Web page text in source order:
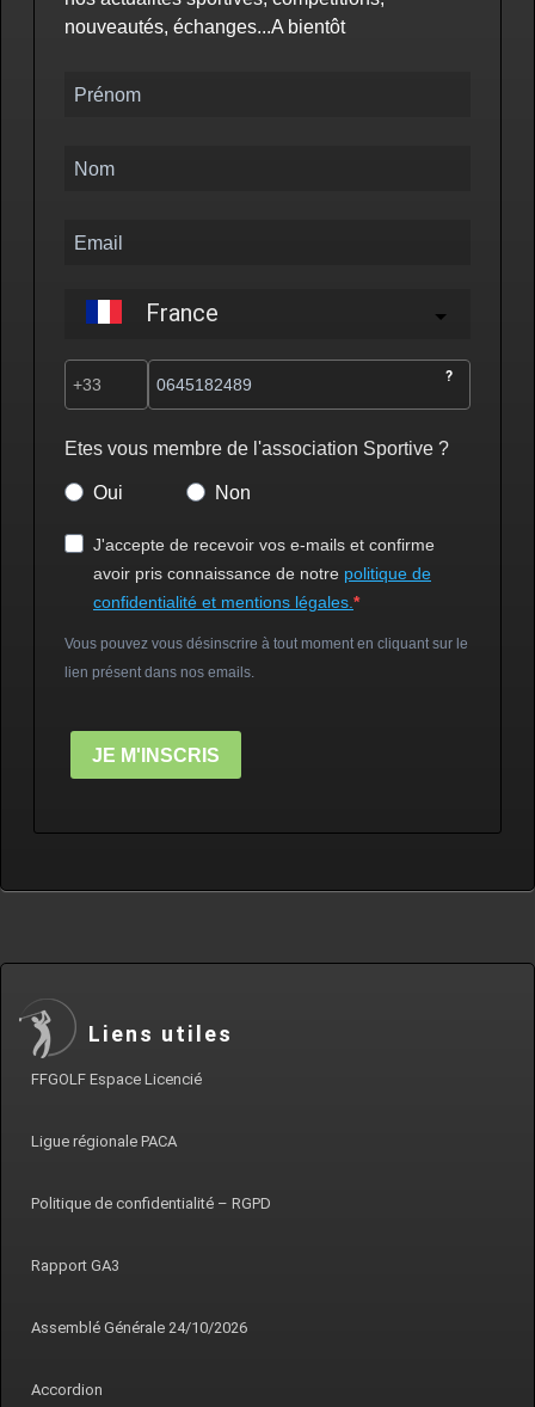
nouveautés, échanges...A bientôt
France
?
Etes vous membre de l'association Sportive ?
Oui Non
J'accepte de recevoir vos e-mails et confirme
avoir pris connaissance de notre politique de
confidentialité et mentions légales.
Vous pouvez vous désinscrire à tout moment en cliquant sur le
lien présent dans nos emails.
JE M'INSCRIS
Liens utiles
FFGOLF Espace Licencié
Ligue régionale PACA
Politique de confidentialité – RGPD
Rapport GA3
Assemblé Générale 24/10/2026
Accordion